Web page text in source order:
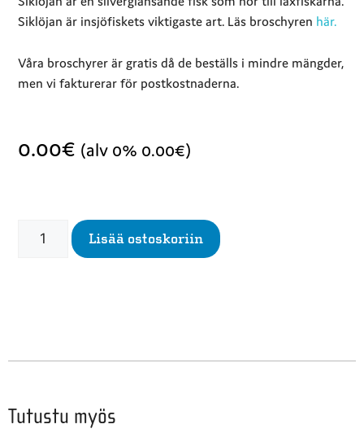
Siklöjan är insjöfiskets viktigaste art. Läs broschyren här.
Våra broschyrer är gratis då de beställs i mindre mängder,
men vi fakturerar för postkostnaderna.
0.00€ (alv 0% 0.00€)
Lisää ostoskoriin
Tutustu myös